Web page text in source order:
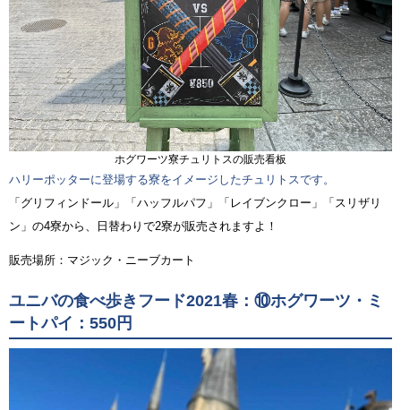
ホグワーツ寮チュリトスの販売看板
ハリーポッターに登場する寮をイメージしたチュリトスです。
「グリフィンドール」「ハッフルパフ」「レイブンクロー」「スリザリ
ン」の4寮から、日替わりで2寮が販売されますよ！
販売場所：マジック・ニーブカート
ユニバの食べ歩きフード2021春：⑩ホグワーツ・ミ
ートパイ：550円